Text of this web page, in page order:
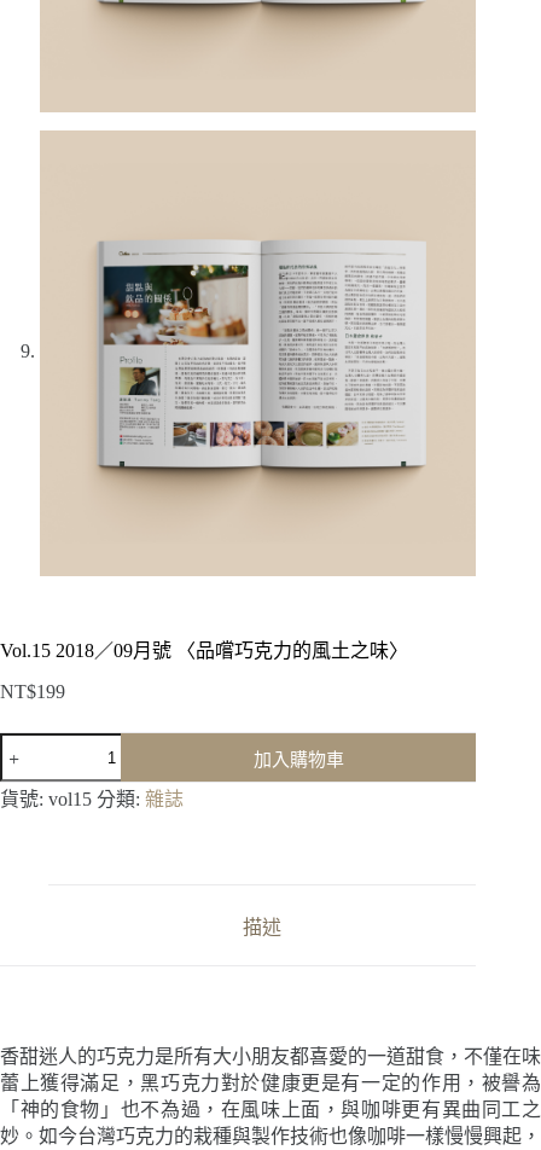
Vol.15 2018／09月號 〈品嚐巧克力的風土之味〉
NT$199
Vol.15
2018
／
09
土
之
味〉
數
加入購物車
貨號: vol15 分類: 雜誌
描述
香甜迷人的巧克力是所有大小朋友都喜愛的一道甜食，不僅在味
蕾上獲得滿足，黑巧克力對於健康更是有一定的作用，被譽為
「神的食物」也不為過，在風味上面，與咖啡更有異曲同工之
妙。如今台灣巧克力的栽種與製作技術也像咖啡一樣慢慢興起，